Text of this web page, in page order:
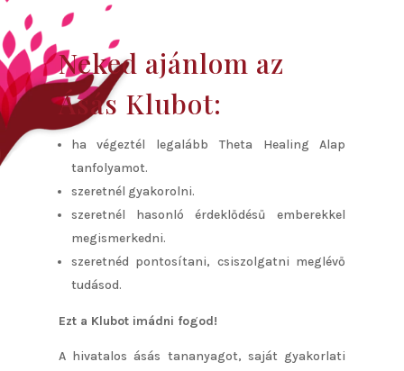
Neked ajánlom az
Ásás Klubot:
ha végeztél legalább Theta Healing Alap
tanfolyamot.
szeretnél gyakorolni.
szeretnél hasonló érdeklődésű emberekkel
megismerkedni.
szeretnéd pontosítani, csiszolgatni meglévő
tudásod.
Ezt a Klubot imádni fogod!
A hivatalos ásás tananyagot, saját gyakorlati